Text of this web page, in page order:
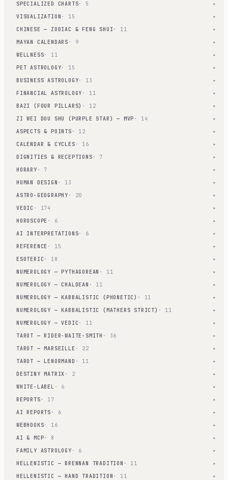
SPECIALIZED CHARTS· 5 ▾
VISUALIZATION · 15 ▾
CHINESE — ZODIAC & FENG SHUI · 11 ▾
MAYAN CALENDARS · 9 ▾
WELLNESS· 11 ▾
PET ASTROLOGY· 15 ▾
BUSINESS ASTROLOGY· 13 ▾
FINANCIAL ASTROLOGY · 11 ▾
BAZI (FOUR PILLARS) · 12 ▾
ZI WEI DOU SHU (PURPLE STAR) — MVP · 14 ▾
ASPECTS & POINTS · 12 ▾
CALENDAR & CYCLES · 16 ▾
DIGNITIES & RECEPTIONS · 7 ▾
HORARY · 7 ▾
HUMAN DESIGN · 13 ▾
ASTRO-GEOGRAPHY · 20 ▾
VEDIC · 174 ▾
HOROSCOPE · 6 ▾
AI INTERPRETATIONS· 6 ▾
REFERENCE · 15 ▾
ESOTERIC· 18 ▾
NUMEROLOGY — PYTHAGOREAN · 11 ▾
NUMEROLOGY — CHALDEAN · 11 ▾
NUMEROLOGY — KABBALISTIC (PHONETIC) · 11 ▾
NUMEROLOGY — KABBALISTIC (MATHERS STRICT) · 11 ▾
NUMEROLOGY — VEDIC· 11 ▾
TAROT — RIDER-WAITE-SMITH · 36 ▾
TAROT — MARSEILLE · 22 ▾
TAROT — LENORMAND · 11 ▾
DESTINY MATRIX · 2 ▾
WHITE-LABEL · 6 ▾
REPORTS · 17 ▾
AI REPORTS · 6 ▾
WEBHOOKS· 16 ▾
AI & MCP· 8 ▾
FAMILY ASTROLOGY · 6 ▾
HELLENISTIC — BRENNAN TRADITION · 11 ▾
HELLENISTIC — HAND TRADITION · 11 ▾